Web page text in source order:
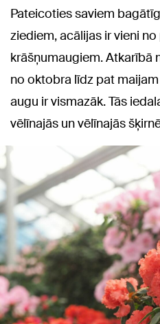
Pateicoties saviem
ziediem, acālijas ir vieni
krāšņumaugiem. Atkarībā
no oktobra līdz pat
augu ir vismazāk. Tās
vēlīnajās un vēlīnajās